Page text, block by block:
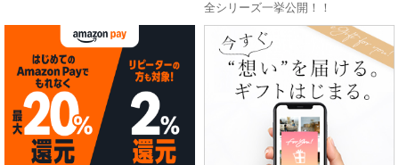
全シリーズ一挙公開！！